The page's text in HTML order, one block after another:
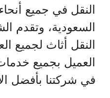
النقل في جميع
السعودية، وتقدم
النقل أثاث لجميع
العميل بجميع
في شركتنا بأفضل